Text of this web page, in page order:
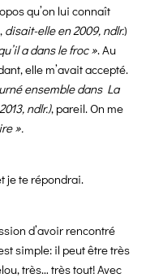
qu’on lui connaît
disait-elle en 2009, ndlr.)
a dans le froc ». Au
elle m’avait accepté.
ensemble dans La
ndlr.), pareil. On me
».
je te répondrai.
d’avoir rencontré
simple: il peut être très
très… très tout! Avec